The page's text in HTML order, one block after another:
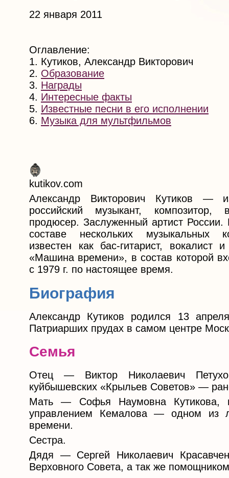
22 января 2011
Оглавление:
1. Кутиков, Александр Викторович
2. Образование
3. Награды
4. Интересные факты
5. Известные песни в его исполнении
6. Музыка для мультфильмов
kutikov.com
Александр Викторович Кутиков —
российский музыкант, композитор,
продюсер. Заслуженный артист России.
составе нескольких музыкальных
известен как бас-гитарист, вокалист
«Машина времени», в состав которой
с 1979 г. по настоящее время.
Биография
Александр Кутиков родился 13
Патриарших прудах в самом центре
Семья
Отец — Виктор Николаевич
куйбышевских «Крыльев Советов» —
Мать — Софья Наумовна Кутикова,
управлением Кемалова — одном из
времени.
Сестра.
Дядя — Сергей Николаевич
Верховного Совета, а так же